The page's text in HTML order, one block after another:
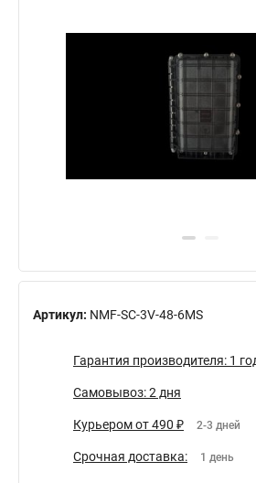
Артикул: NMF-SC-3V-48-6MS
Гарантия производителя: 1
Самовывоз: 2 дня
Курьером от 490 ₽ 2-3 дней
Срочная доставка: 1 день